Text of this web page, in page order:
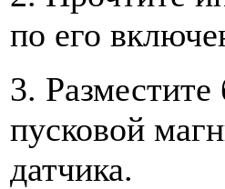
по его
3.
пусковой
датчика.